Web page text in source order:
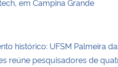
em Campina Grande
histórico: UFSM Palmeira
reúne pesquisadores de